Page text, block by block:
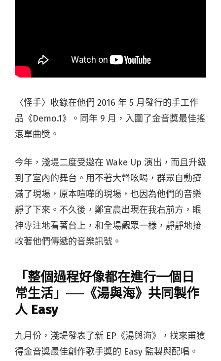
〈怪手〉收錄在他們 2016 年 5 月發行的手工作
品《Demo.1》。同年 9 月，入圍了金音獎最佳搖
滾單曲獎。
今年，淺堤二度受邀在 Wake Up 演出，而且升級
到了室內的舞台。用不著大聲吆喝，群眾自動擠
滿了現場，原本喧嘩的現場，也因為他們的音樂
靜了下來。不久後，鄭宜農出現在我右前方，眼
神專注地看著台上，和全場觀眾一樣，靜靜地接
收著他們傳遞的音樂訊號。
「整個過程好像都在進行一個日
常生活」──《湯與海》共同製作
人 Easy
九月份，淺堤發表了新 EP《湯與海》，找來甫獲
得金音獎最佳創作歌手獎的 Easy 監製與配唱。